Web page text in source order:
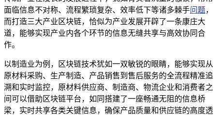
面临信息不对称、流程繁琐复杂、效率低下等诸多棘手问题，
而打造三大产业区块链，恰似为产业发展开辟了一条康庄大
道，能够实现产业内各个环节的信息无缝共享与高效协同合
作。
以制造业为例，区块链技术犹如一双敏锐的眼睛，能够实现从
原材料采购、生产制造、产品销售到售后服务的全流程精准追
溯和实时监控，原材料供应商、制造商、物流企业和消费者之
间可以借助区块链平台，如同搭建了一座畅通无阻的信息桥
梁，实时共享各类关键信息，确保产品质量和供应链的高度透